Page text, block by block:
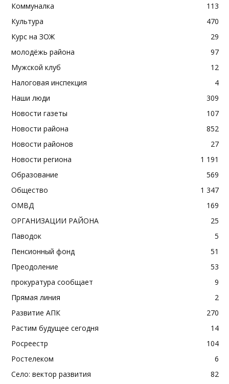
Коммуналка
113
Культура
470
Курс на ЗОЖ
29
молодёжь района
97
Мужской клуб
12
Налоговая инспекция
4
Наши люди
309
Новости газеты
107
Новости района
852
Новости районов
27
Новости региона
1 191
Образование
569
Общество
1 347
ОМВД
169
ОРГАНИЗАЦИИ РАЙОНА
25
Паводок
5
Пенсионный фонд
51
Преодоление
53
прокуратура сообщает
9
Прямая линия
2
Развитие АПК
270
Растим будущее сегодня
14
Росреестр
104
Ростелеком
6
Село: вектор развития
82